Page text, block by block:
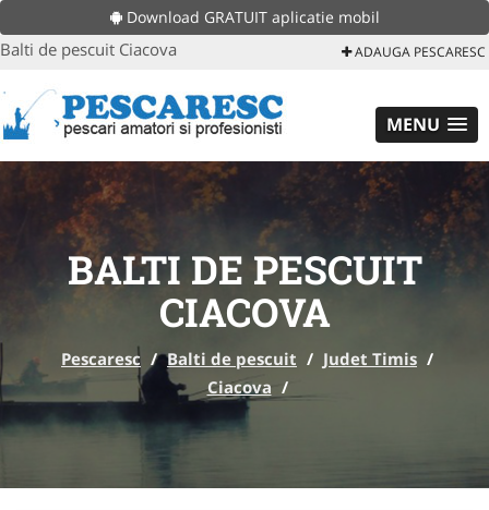
Download GRATUIT aplicatie mobil
Balti de pescuit Ciacova ADAUGA PESCARESC
MENU
BALTI DE PESCUIT
CIACOVA
Pescaresc / Balti de pescuit / Judet Timis /
Ciacova /